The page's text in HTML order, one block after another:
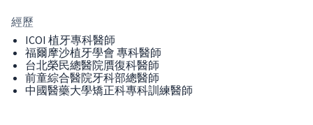
經歷
ICOI 植牙專科醫師
福爾摩沙植牙學會 專科醫師
台北榮民總醫院贋復科醫師
前童綜合醫院牙科部總醫師
中國醫藥大學矯正科專科訓練醫師